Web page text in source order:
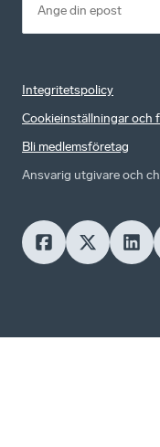
Integritetspolicy
Cookieinställningar och
Bli medlemsföretag
Ansvarig utgivare och